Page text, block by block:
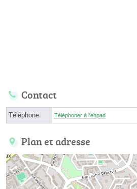
Contact
Téléphone Téléphoner à l'ehpad
Plan et adresse